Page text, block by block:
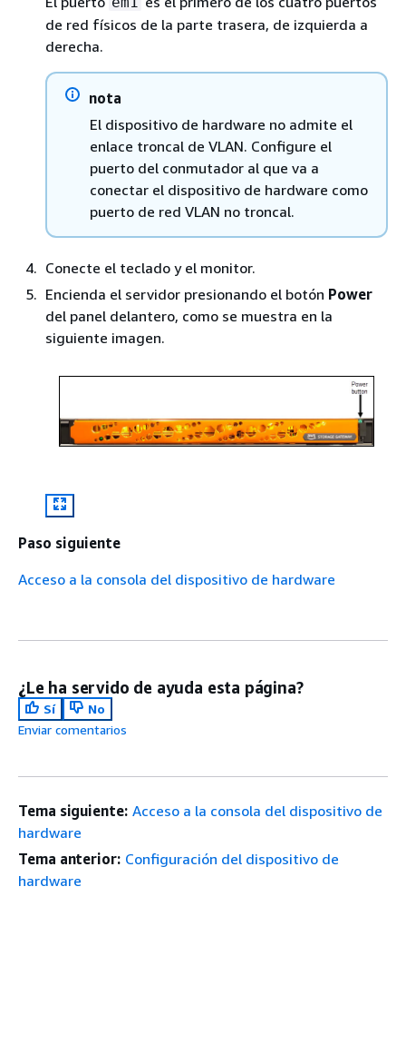
de red físicos de la parte trasera, de izquierda a
derecha.
nota
El dispositivo de hardware no admite el
enlace troncal de VLAN. Configure el
puerto del conmutador al que va a
conectar el dispositivo de hardware como
puerto de red VLAN no troncal.
Conecte el teclado y el monitor.
Encienda el servidor presionando el botón Power
del panel delantero, como se muestra en la
siguiente imagen.
Paso siguiente
Acceso a la consola del dispositivo de hardware
¿Le ha servido de ayuda esta página?
Sí
No
Enviar comentarios
Tema siguiente: Acceso a la consola del dispositivo de
hardware
Tema anterior: Configuración del dispositivo de
hardware